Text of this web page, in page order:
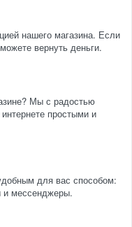
нашего магазина. Если
вернуть деньги.
Мы с радостью
простыми и
для вас способом:
и мессенджеры.